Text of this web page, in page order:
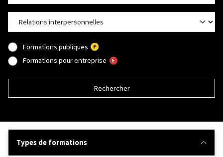
Formations publiques
Formations pour entreprise
Rechercher
Types de formations